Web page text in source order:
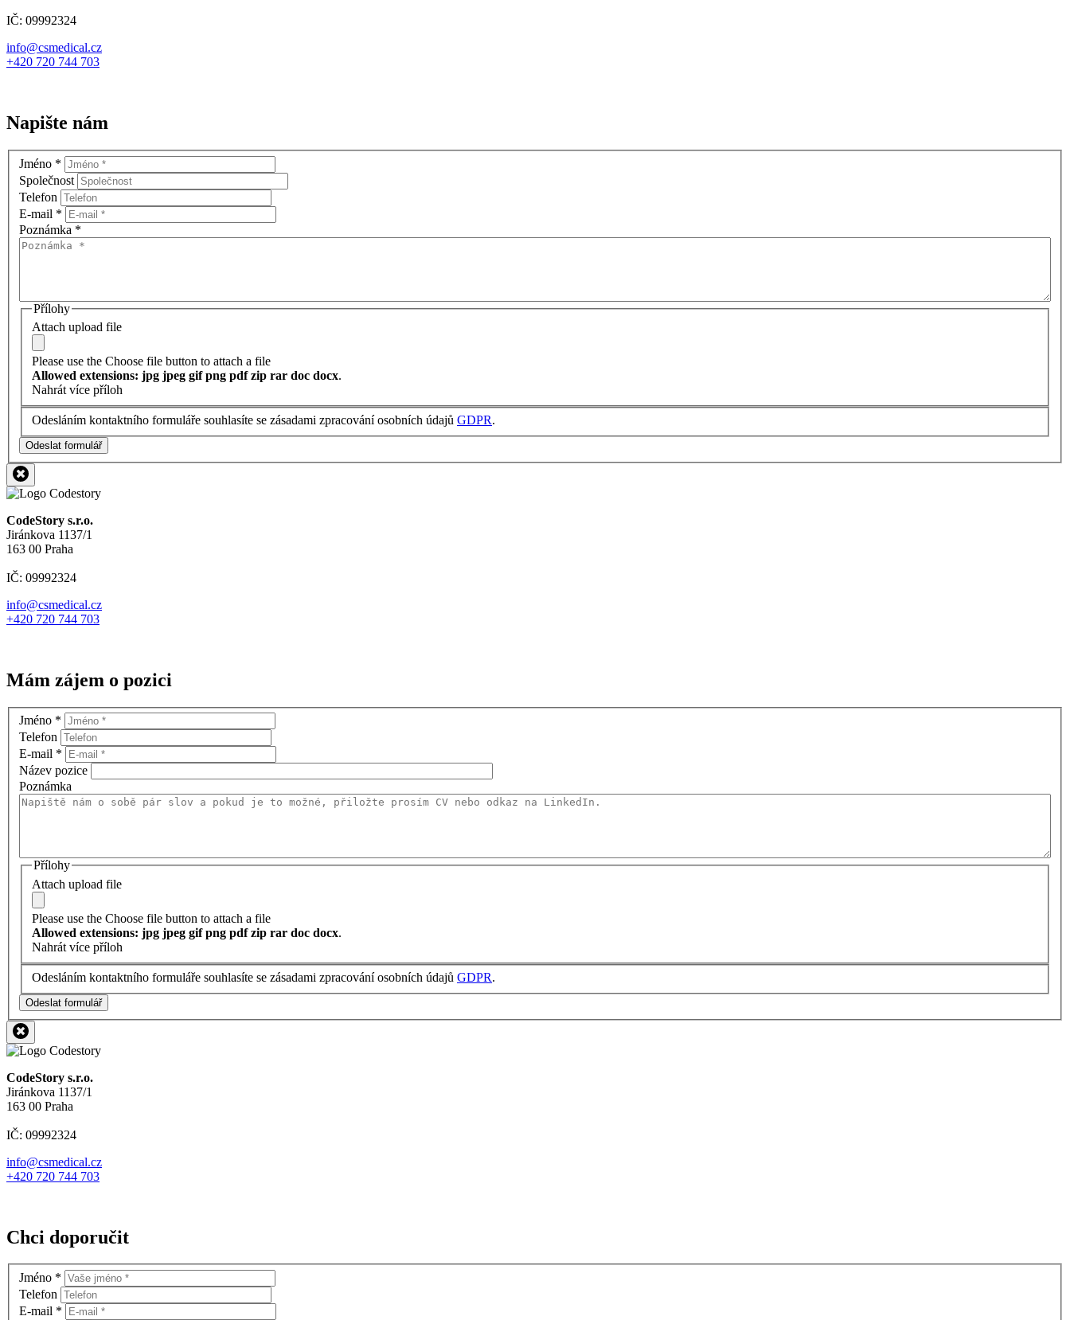
IČ: 09992324
info@csmedical.cz
+420 720 744 703
Napište nám
Jméno *
Společnost
Telefon
E-mail *
Poznámka *
Přílohy
Attach upload file
Please use the Choose file button to attach a file
Allowed extensions: jpg jpeg gif png pdf zip rar doc docx.
Nahrát více příloh
Odesláním kontaktního formuláře souhlasíte se zásadami zpracování osobních údajů GDPR.
Odeslat formulář
CodeStory s.r.o.
Jiránkova 1137/1
163 00 Praha
IČ: 09992324
info@csmedical.cz
+420 720 744 703
Mám zájem o pozici
Jméno *
Telefon
E-mail *
Název pozice
Poznámka
Přílohy
Attach upload file
Please use the Choose file button to attach a file
Allowed extensions: jpg jpeg gif png pdf zip rar doc docx.
Nahrát více příloh
Odesláním kontaktního formuláře souhlasíte se zásadami zpracování osobních údajů GDPR.
Odeslat formulář
CodeStory s.r.o.
Jiránkova 1137/1
163 00 Praha
IČ: 09992324
info@csmedical.cz
+420 720 744 703
Chci doporučit
Jméno *
Telefon
E-mail *